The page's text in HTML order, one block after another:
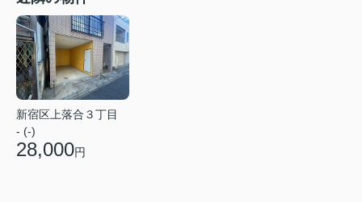
新宿区上落合３丁目
- (-)
28,000円